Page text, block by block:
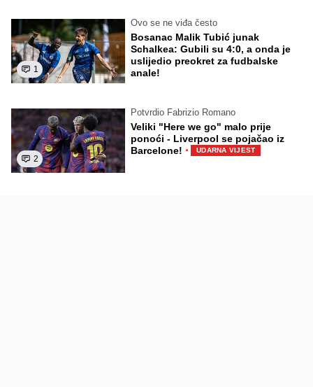
1
Ovo se ne viđa često
Bosanac Malik Tubić junak
Schalkea: Gubili su 4:0, a onda je
uslijedio preokret za fudbalske
anale!
2
Potvrdio Fabrizio Romano
Veliki "Here we go" malo prije
ponoći - Liverpool se pojačao iz
Barcelone! · UDARNA VIJEST